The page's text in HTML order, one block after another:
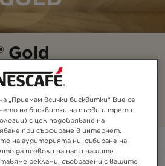
Gold
с вкус и аромат, който
„Приемам всички бисквитки“ Вие се
на бисквитки на първи и трети
с цел подобряване на
при сърфиране в интернет,
на аудиторията ни, събиране на
да позволи на нас и нашите
реклами, съобразени с вашите